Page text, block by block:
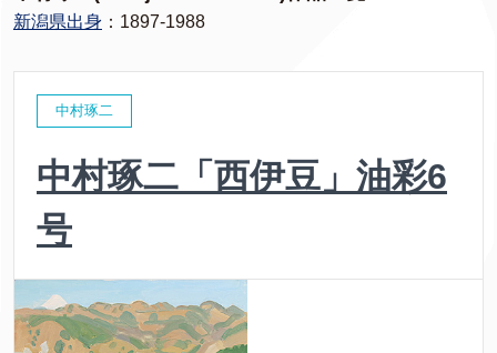
新潟県出身 ：1897-1988
中村琢二
中村琢二「西伊豆」油彩6
号